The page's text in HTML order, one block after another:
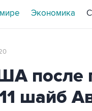
Экономика
после
шайб